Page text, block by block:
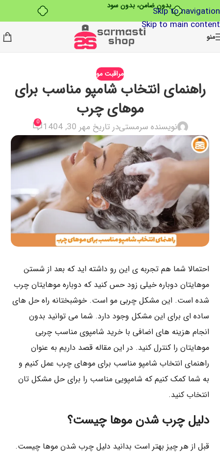
بدون ضامن، بدون سودSkip to navigation
Skip to main content
منو
مراقبت مو
راهنمای انتخاب شامپو مناسب برای
موهای چرب
نویسنده سرمستیدر تاریخ مهر 30, 1404 0
احتمالا شما هم تجربه ی این رو داشته اید که بعد از شستن
موهایتان دوباره خیلی زود حس کنید که دوباره موهایتان چرب
شده است. این مشکل چربی مو است. خوشبختانه راه حل های
ساده ای برای این مشکل وجود دارد. شما می توانید بدون
انجام هزینه های اضافی با خرید شامپوی مناسب چربی
موهایتان را کنترل کنید. در این مقاله قصد داریم به عنوان
راهنمای انتخاب شامپو مناسب برای موهای چرب عمل کنیم و
به شما کمک کنیم که شامپویی مناسب را برای حل مشکل تان
انتخاب کنید.
دلیل چرب شدن موها چیست؟
قبل از هر چیز بهتر است بدانید دلیل چرب شدن موها چیست.